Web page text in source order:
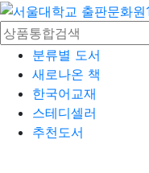
분류별 도서
새로나온 책
한국어교재
스테디셀러
추천도서